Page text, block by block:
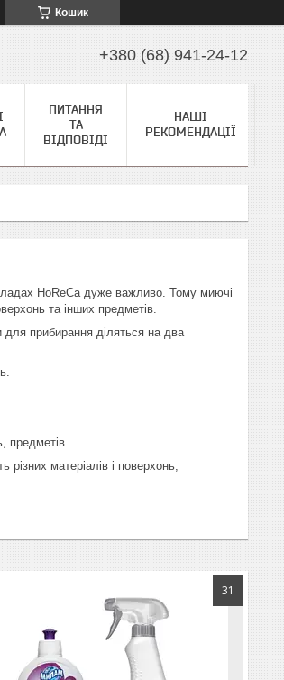
Кошик
+380 (68) 941-24-12
ПИТАННЯ
ТА
ВІДПОВІДІ
НАШІ
РЕКОМЕНДАЦІЇ
HoReCa дуже важливо. Тому миючі
та інших предметів.
для прибирання діляться на два
предметів.
різних матеріалів і поверхонь,
31